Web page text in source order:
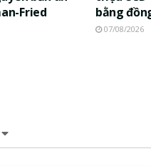
Fried
bằng
07/08/2026